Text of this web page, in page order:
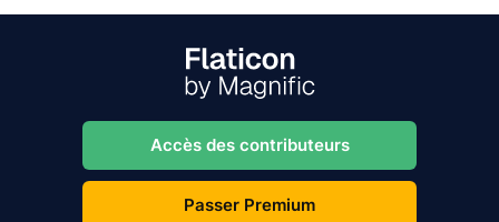
Accès des contributeurs
Passer Premium